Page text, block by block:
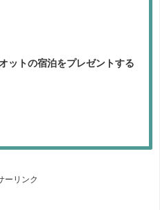
ットの宿泊をプレゼントする
ーリンク